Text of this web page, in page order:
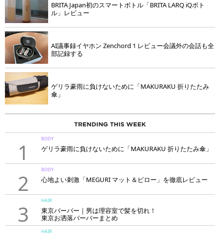
BRITA Japan初のスマートボトル「BRITA LARQ iQボト
ル」レビュー
AI議事録イヤホン Zenchord 1 レビュー会議外の会話も全
部記録する
ゲリラ豪雨に負けないために「MAKURAKU 折りたたみ
傘」
1
BODY
ゲリラ豪雨に負けないために「MAKURAKU 折りたたみ傘」
2
BODY
心地よい刺激「MEGURI マット＆ピロー」を徹底レビュー
3
HAIR
東京バーバー｜男は理容室で髪を切れ！
東京お洒落バーバーまとめ
HAIR